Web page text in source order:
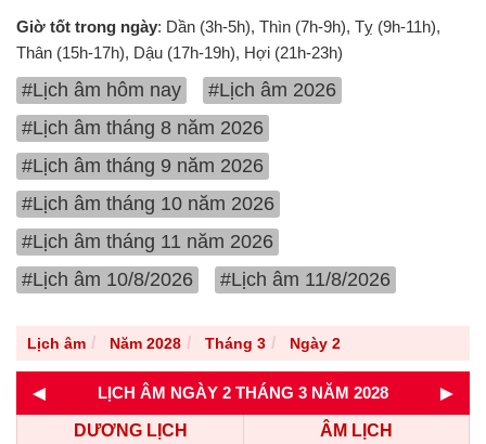
Giờ tốt trong ngày: Dần (3h-5h), Thìn (7h-9h), Tỵ (9h-11h),
Thân (15h-17h), Dậu (17h-19h), Hợi (21h-23h)
#Lịch âm hôm nay
#Lịch âm 2026
#Lịch âm tháng 8 năm 2026
#Lịch âm tháng 9 năm 2026
#Lịch âm tháng 10 năm 2026
#Lịch âm tháng 11 năm 2026
#Lịch âm 10/8/2026
#Lịch âm 11/8/2026
Lịch âm Năm 2028 Tháng 3 Ngày 2
◄ LỊCH ÂM NGÀY 2 THÁNG 3 NĂM 2028 ►
DƯƠNG LỊCH ÂM LỊCH